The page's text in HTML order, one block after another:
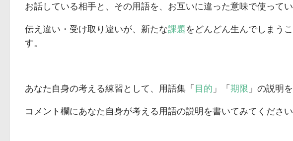
お話している相手と、その用語を、お互いに違った意味で使って
伝え違い・受け取り違いが、新たな課題をどんどん生んでしまう
す。
あなた自身の考える練習として、用語集「目的 」「期限 」の説明
コメント欄にあなた自身が考える用語の説明を書いてみてください